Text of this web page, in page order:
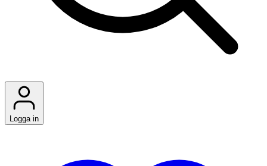
Logga in